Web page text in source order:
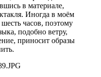
в материале,
Иногда в моём
часов, поэтому
подобно ветру,
приносит образы